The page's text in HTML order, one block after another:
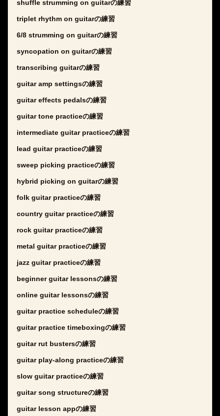
shuffle strumming on guitarの練習
triplet rhythm on guitarの練習
6/8 strumming on guitarの練習
syncopation on guitarの練習
transcribing guitarの練習
guitar amp settingsの練習
guitar effects pedalsの練習
guitar tone practiceの練習
intermediate guitar practiceの練習
lead guitar practiceの練習
sweep picking practiceの練習
hybrid picking on guitarの練習
folk guitar practiceの練習
country guitar practiceの練習
rock guitar practiceの練習
metal guitar practiceの練習
jazz guitar practiceの練習
beginner guitar lessonsの練習
online guitar lessonsの練習
guitar practice scheduleの練習
guitar practice timeboxingの練習
guitar rut bustersの練習
guitar play-along practiceの練習
slow guitar practiceの練習
guitar song structureの練習
guitar lesson appの練習